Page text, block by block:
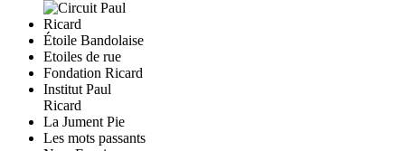
Étoile Bandolaise
Etoiles de rue
Fondation Ricard
Institut Paul
Ricard
La Jument Pie
Les mots passants